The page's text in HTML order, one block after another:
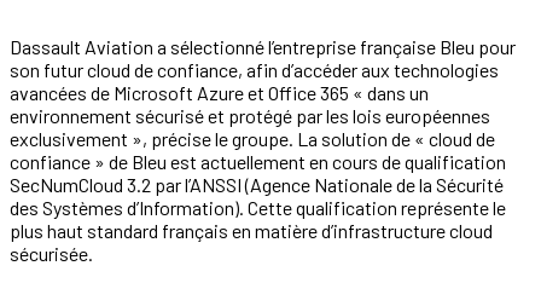
Dassault Aviation a sélectionné l’entreprise française Bleu pour
son futur cloud de confiance, afin d’accéder aux technologies
avancées de Microsoft Azure et Office 365 « dans un
environnement sécurisé et protégé par les lois européennes
exclusivement », précise le groupe. La solution de « cloud de
confiance » de Bleu est actuellement en cours de qualification
SecNumCloud 3.2 par l’ANSSI (Agence Nationale de la Sécurité
des Systèmes d’Information). Cette qualification représente le
plus haut standard français en matière d’infrastructure cloud
sécurisée.